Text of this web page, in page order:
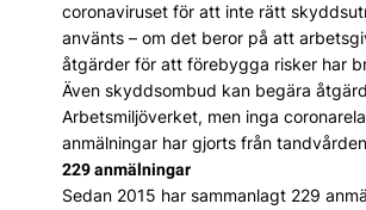
coronaviruset för att inte rätt
använts – om det beror på att
åtgärder för att förebygga risker har
Även skyddsombud kan begära
Arbetsmiljöverket, men inga
anmälningar har gjorts från
229 anmälningar
Sedan 2015 har sammanlagt 229